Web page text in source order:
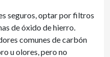
seguros, optar por filtros
de óxido de hierro.
comunes de carbón
u olores, pero no